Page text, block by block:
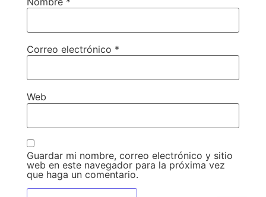
Correo electrónico *
Web
Guardar mi nombre, correo electrónico y sitio
web en este navegador para la próxima vez
que haga un comentario.